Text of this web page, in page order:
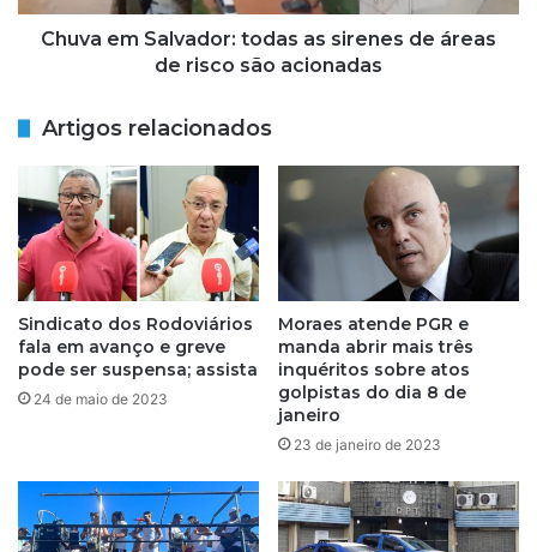
r
d
o
r
e
d
e
S
a
o
a
o
o
d
a
s
a
s
s
s
Chuva em Salvador: todas as sirenes de áreas
de risco são acionadas
Artigos relacionados
Sindicato dos Rodoviários
fala em avanço e greve
pode ser suspensa; assista
24 de maio de 2023
Moraes atende PGR e
manda abrir mais três
inquéritos sobre atos
golpistas do dia 8 de
janeiro
23 de janeiro de 2023